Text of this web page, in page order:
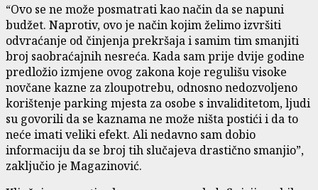
“Ovo se ne može posmatrati kao način da se napuni
budžet. Naprotiv, ovo je način kojim želimo izvršiti
odvraćanje od činjenja prekršaja i samim tim smanjiti
broj saobraćajnih nesreća. Kada sam prije dvije godine
predložio izmjene ovog zakona koje regulišu visoke
novčane kazne za zloupotrebu, odnosno nedozvoljeno
korištenje parking mjesta za osobe s invaliditetom, ljudi
su govorili da se kaznama ne može ništa postići i da to
neće imati veliki efekt. Ali nedavno sam dobio
informaciju da se broj tih slučajeva drastično smanjio”,
zaključio je Magazinović.